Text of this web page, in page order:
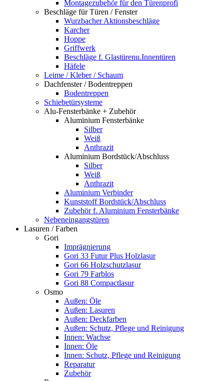
Montagezubehör für den Türenprofi
Beschläge für Türen / Fenster
Wurzbacher Aktionsbeschläge
Karcher
Hoppe
Griffwerk
Beschläge f. Glastürenu.Innentüren
Häfele
Leime / Kleber / Schaum
Dachfenster / Bodentreppen
Bodentreppen
Schiebetürsysteme
Alu-Fensterbänke + Zubehör
Aluminium Fensterbänke
Silber
Weiß
Anthrazit
Aluminium Bordstück/Abschluss
Silber
Weiß
Anthrazit
Aluminium Verbinder
Kunststoff Bordstück/Abschluss
Zubehör f. Aluminium Fensterbänke
Nebeneingangstüren
Lasuren / Farben
Gori
Imprägnierung
Gori 33 Futur Plus Holzlasur
Gori 66 Holzschutzlasur
Gori 79 Farblos
Gori 88 Compactlasur
Osmo
Außen: Öle
Außen: Lasuren
Außen: Deckfarben
Außen: Schutz, Pflege und Reinigung
Innen: Wachse
Innen: Öle
Innen: Schutz, Pflege und Reinigung
Reparatur
Zubehör